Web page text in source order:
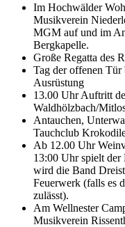
Im Hochwälder
Musikverein
MGM auf und im
Bergkapelle.
Große Regatta des
Tag der offenen
Ausrüstung
13.00 Uhr Auftritt
Waldhölzbach/
Antauchen,
Tauchclub
Ab 12.00 Uhr
13:00 Uhr spielt
wird die Band
Feuerwerk (falls es
zulässt).
Am Wellnester
Musikverein